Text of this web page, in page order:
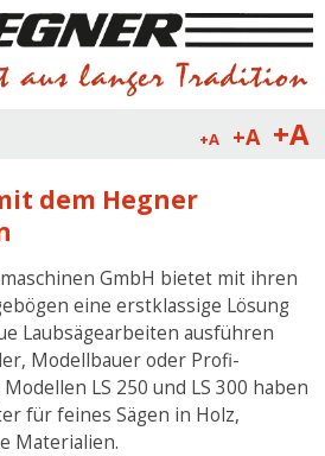
+A +A +A
dem Hegner
GmbH bietet mit ihren
eine erstklassige Lösung
Laubsägearbeiten ausführen
Modellbauer oder Profi-
LS 250 und LS 300 haben
für feines Sägen in Holz,
Materialien.